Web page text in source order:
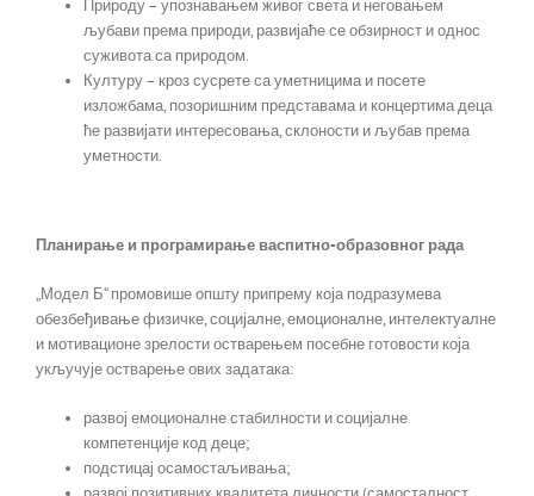
Природу – упознавањем живог света и неговањем
љубави према природи, развијаће се обзирност и однос
суживота са природом.
Културу – кроз сусрете са уметницима и посете
изложбама, позоришним представама и концертима деца
ће развијати интересовања, склоности и љубав према
уметности.
Планирање и програмирање васпитно-образовног рада
„Модел Б“ промовише општу припрему која подразумева
обезбеђивање физичке, социјалне, емоционалне, интелектуалне
и мотивационе зрелости остварењем посебне готовости која
укључује остварење ових задатака:
развој емоционалне стабилности и социјалне
компетенције код деце;
подстицај осамостаљивања;